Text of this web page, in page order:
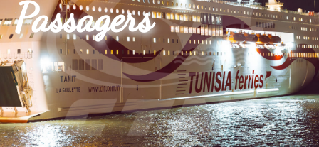
Passagers